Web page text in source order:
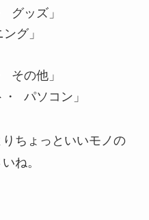
グッズ」
グ」
その他」
パソコン」
ちょっといいモノの
ね。